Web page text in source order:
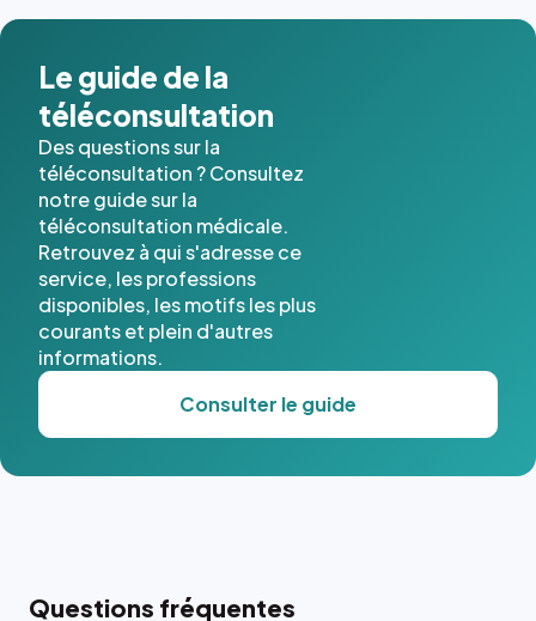
Le guide de la
téléconsultation
Des questions sur la
téléconsultation ? Consultez
notre guide sur la
téléconsultation médicale.
Retrouvez à qui s'adresse ce
service, les professions
disponibles, les motifs les plus
courants et plein d'autres
informations.
Consulter le guide
Questions fréquentes